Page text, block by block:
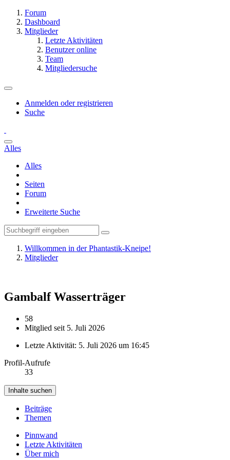
Forum
Dashboard
Mitglieder
Letzte Aktivitäten
Benutzer online
Team
Mitgliedersuche
Anmelden oder registrieren
Suche
Alles
Alles
Seiten
Forum
Erweiterte Suche
Willkommen in der Phantastik-Kneipe!
Mitglieder
Gambalf Wasserträger
58
Mitglied seit 5. Juli 2026
Letzte Aktivität: 5. Juli 2026 um 16:45
Profil-Aufrufe
33
Inhalte suchen
Beiträge
Themen
Pinnwand
Letzte Aktivitäten
Über mich